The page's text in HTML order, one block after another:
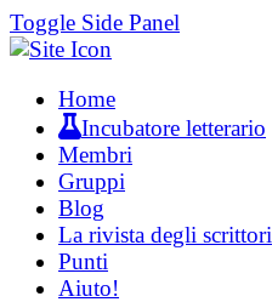
Toggle Side Panel
Home
Incubatore letterario
Membri
Gruppi
Blog
La rivista degli scrittori
Punti
Aiuto!